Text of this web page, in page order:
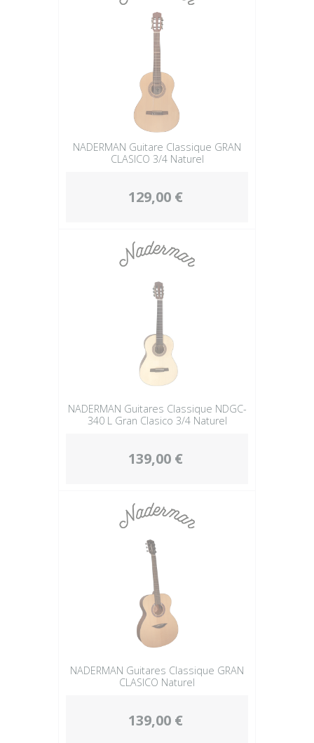
NADERMAN Guitare Classique GRAN
CLASICO 3/4 Naturel
129,00 €
NADERMAN Guitares Classique NDGC-
340 L Gran Clasico 3/4 Naturel
139,00 €
NADERMAN Guitares Classique GRAN
CLASICO Naturel
139,00 €